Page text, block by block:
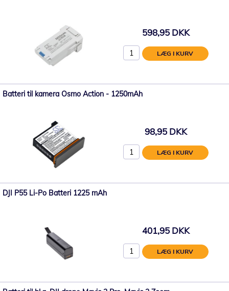
598,95 DKK
LÆG I KURV
Batteri til kamera Osmo Action - 1250mAh
98,95 DKK
LÆG I KURV
DJI P55 Li-Po Batteri 1225 mAh
401,95 DKK
LÆG I KURV